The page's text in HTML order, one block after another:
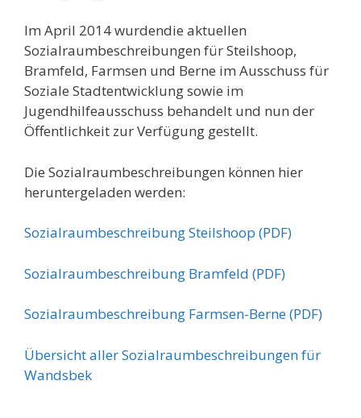
Im April 2014 wurdendie aktuellen
Sozialraumbeschreibungen für Steilshoop,
Bramfeld, Farmsen und Berne im Ausschuss für
Soziale Stadtentwicklung sowie im
Jugendhilfeausschuss behandelt und nun der
Öffentlichkeit zur Verfügung gestellt.
Die Sozialraumbeschreibungen können hier
heruntergeladen werden:
Sozialraumbeschreibung Steilshoop (PDF)
Sozialraumbeschreibung Bramfeld (PDF)
Sozialraumbeschreibung Farmsen-Berne (PDF)
Übersicht aller Sozialraumbeschreibungen für
Wandsbek